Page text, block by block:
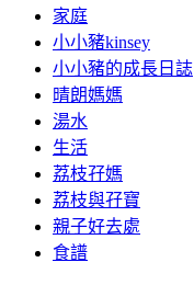
家庭
小小豬kinsey
小小豬的成長日誌
晴朗媽媽
湯水
生活
荔枝孖媽
荔枝與孖寶
親子好去處
食譜